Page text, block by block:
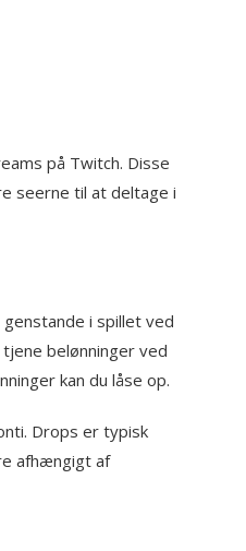
på Twitch. Disse
seerne til at deltage i
i spillet ved
belønninger ved
kan du låse op.
Drops er typisk
afhængigt af